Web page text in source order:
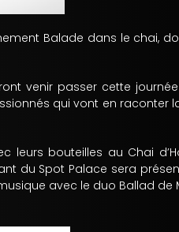
Balade dans le chai,
venir passer cette
qui vont en raconter
leurs bouteilles au Chai
du Spot Palace sera
avec le duo Ballad de